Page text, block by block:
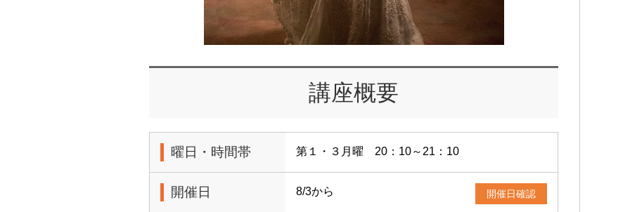
講座概要
曜日・時間帯 第１・３月曜 20：10～21：10
開催日 8/3から 開催日確認